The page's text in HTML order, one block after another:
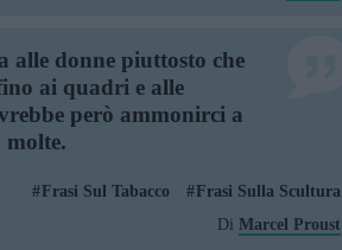
alle donne piuttosto che
ai quadri e alle
però ammonirci a
molte.
Frasi Sul Tabacco
Frasi Sulla Scultura
Di Marcel Proust